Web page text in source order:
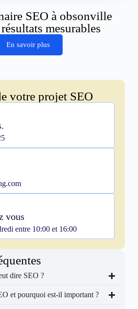
SEO à obsonville
mesurables
En savoir plus
votre projet SEO
vous
entre 10:00 et 16:00
dire SEO ?
et pourquoi est-il important ?